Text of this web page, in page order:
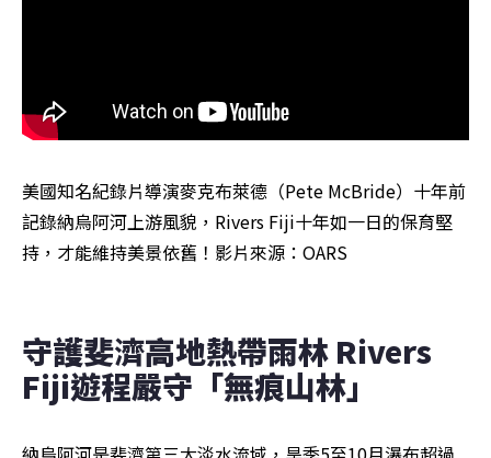
美國知名紀錄片導演麥克布萊德（Pete McBride）十年前
記錄納烏阿河上游風貌，Rivers Fiji十年如一日的保育堅
持，才能維持美景依舊！影片來源：OARS
守護斐濟高地熱帶雨林 Rivers
Fiji遊程嚴守「無痕山林」